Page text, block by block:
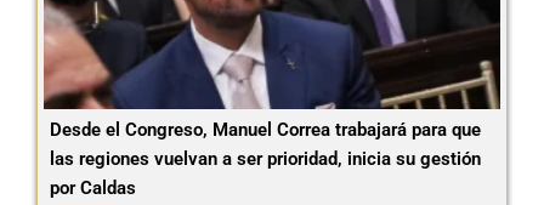
Desde el Congreso, Manuel Correa trabajará para que
las regiones vuelvan a ser prioridad, inicia su gestión
por Caldas